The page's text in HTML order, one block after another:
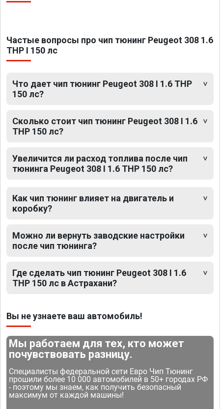
Частые вопросы про чип тюнинг Peugeot 308 1.6
THP I 150 лс
Что дает чип тюнинг Peugeot 308 I 1.6 THP
150 лс?
Сколько стоит чип тюнинг Peugeot 308 I 1.6
THP 150 лс?
Увеличится ли расход топлива после чип
тюнинга Peugeot 308 I 1.6 THP 150 лс?
Как чип тюнинг влияет на двигатель и
коробку?
Можно ли вернуть заводские настройки
после чип тюнинга?
Где сделать чип тюнинг Peugeot 308 I 1.6
THP 150 лс в Астрахани?
Вы не узнаете ваш автомобиль!
Мы работаем для тех, кто может
почувствовать разницу.
Специалисты федеральной сети Евро Чип Тюнинг
прошили более 10 000 автомобилей в 50+ городах РФ
- поэтому мы знаем, как получить безопасный
максимум от каждой машины!